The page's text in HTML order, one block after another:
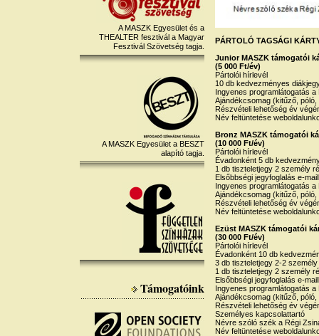
A MASZK Egyesület és a
THEALTER fesztivál a Magyar
Fesztivál Szövetség tagja.
A MASZK Egyesület a BESZT
alapító tagja.
Támogatóink
PÁRTOLÓ TAGSÁGI
Junior MASZK támogatói
(5 000 Ft/év)
Pártolói hírlevél
10 db kedvezményes
Ingyenes programlátogatás
Ajándékcsomag (kitűző,
Részvételi lehetőség év
Név feltüntetése
Bronz MASZK támogatói
(10 000 Ft/év)
Pártolói hírlevél
Évadonként 5 db
1 db tiszteletjegy 2 személy
Elsőbbségi jegyfoglalás e-
Ingyenes programlátogatás
Ajándékcsomag (kitűző,
Részvételi lehetőség év
Név feltüntetése
Ezüst MASZK támogatói
(30 000 Ft/év)
Pártolói hírlevél
Évadonként 10 db
3 db tiszteletjegy 2-2
1 db tiszteletjegy 2 személy
Elsőbbségi jegyfoglalás e-
Ingyenes programlátogatás
Ajándékcsomag (kitűző,
Részvételi lehetőség év
Személyes kapcsolattartó
Névre szóló szék a Régi
Név feltüntetése